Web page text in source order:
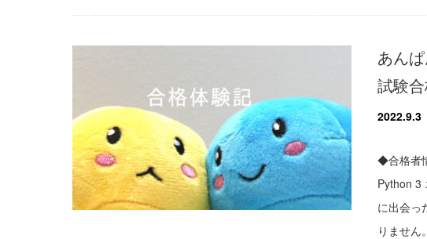
あん
試験
2022.9.3
◆合格者
Python 3
に出会っ
りませ